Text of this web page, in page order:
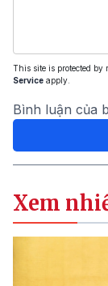
This site is protected by
Service apply.
Bình luận của
Xem